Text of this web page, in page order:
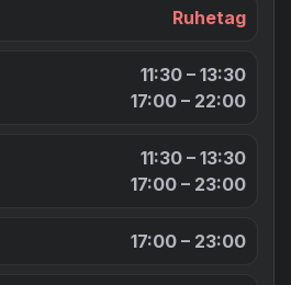
Ruhetag
11:30 – 13:30
17:00 – 22:00
11:30 – 13:30
17:00 – 23:00
17:00 – 23:00